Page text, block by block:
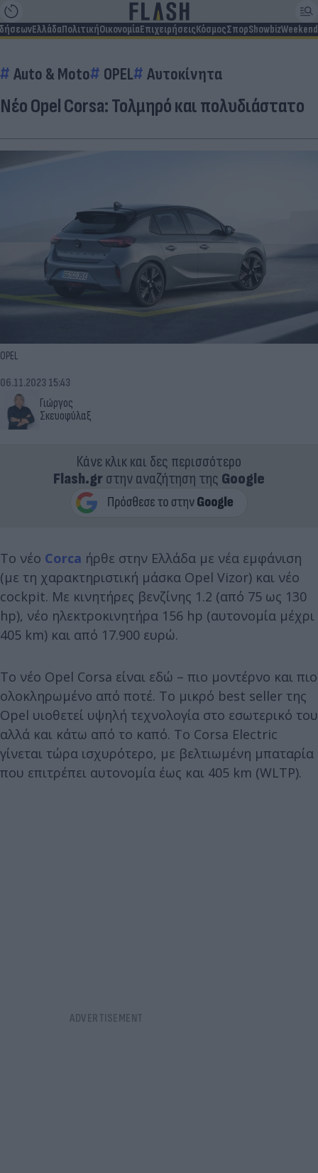
ΕλλάδαΠολιτικήΟικονομίαΕπιχειρήσειςΚόσμοςΣπορShowbizWeekend
Auto & Moto OPEL Αυτοκίνητα
Νέο Opel Corsa: Τολμηρό και πολυδιάστατο
OPEL
Γιώργος
Σκευοφύλαξ
06.11.2023 15:43
Κάνε κλικ και δες περισσότερο
Flash.grστην αναζήτηση της Google
Το νέο Corca ήρθε στην Ελλάδα με νέα εμφάνιση
(με τη χαρακτηριστική μάσκα Opel Vizor) και νέο
cockpit. Με κινητήρες βενζίνης 1.2 (από 75 ως 130
hp), νέο ηλεκτροκινητήρα 156 hp (αυτονομία μέχρι
405 km) και από 17.900 ευρώ.
Το νέο Opel Corsa είναι εδώ – πιο μοντέρνο και πιο
ολοκληρωμένο από ποτέ. Το μικρό best seller της
Opel υιοθετεί υψηλή τεχνολογία στο εσωτερικό του
αλλά και κάτω από το καπό. Το Corsa Electric
γίνεται τώρα ισχυρότερο, με βελτιωμένη μπαταρία
που επιτρέπει αυτονομία έως και 405 km (WLTP).